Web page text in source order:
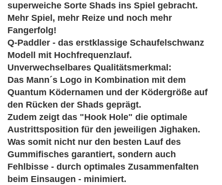
superweiche Sorte Shads ins Spiel gebracht.
Mehr Spiel, mehr Reize und noch mehr
Fangerfolg!
Q-Paddler - das erstklassige Schaufelschwanz
Modell mit Hochfrequenzlauf.
Unverwechselbares Qualitätsmerkmal:
Das Mann´s Logo in Kombination mit dem
Quantum Ködernamen und der Ködergröße auf
den Rücken der Shads geprägt.
Zudem zeigt das "Hook Hole" die optimale
Austrittsposition für den jeweiligen Jighaken.
Was somit nicht nur den besten Lauf des
Gummifisches garantiert, sondern auch
Fehlbisse - durch optimales Zusammenfalten
beim Einsaugen - minimiert.